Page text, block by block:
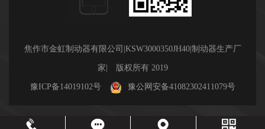
焦作市金虹制动器有限公司|KSW3000350JH40|制动器生产厂
家| 版权所有 2019
豫ICP备14019102号 豫公网安备41082302411079号